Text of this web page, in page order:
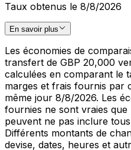
Taux obtenus le 8/8/2026
En savoir plus
Les économies de
transfert de GBP 20,000
calculées en comparant le
marges et frais fournis par
même jour 8/8/2026. Les
fournies ne sont vraies
peuvent ne pas inclure
Différents montants de
devise, dates, heures et